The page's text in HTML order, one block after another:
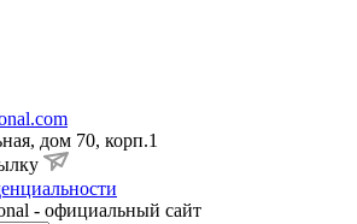
дом 70, корп.1
- официальный сайт